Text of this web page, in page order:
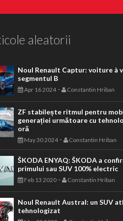
aleatorii
Noul Renault Captur: voiture à
segmentul B
Apr 16 2024- Constantin Hriban
ZF stabilește ritmul pentru
generației următoare cu
oră
May 30 2024- Constantin Hriban
ŠKODA ENYAQ: ŠKODA a
primului sau SUV 100% electric
Feb 13 2020- Constantin Hriban
Noul Renault Austral: un SUV
tehnologizat